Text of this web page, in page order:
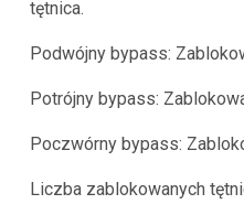
tętnica.
Podwójny bypass:
Potrójny bypass:
Poczwórny bypass:
Liczba zablokowanych